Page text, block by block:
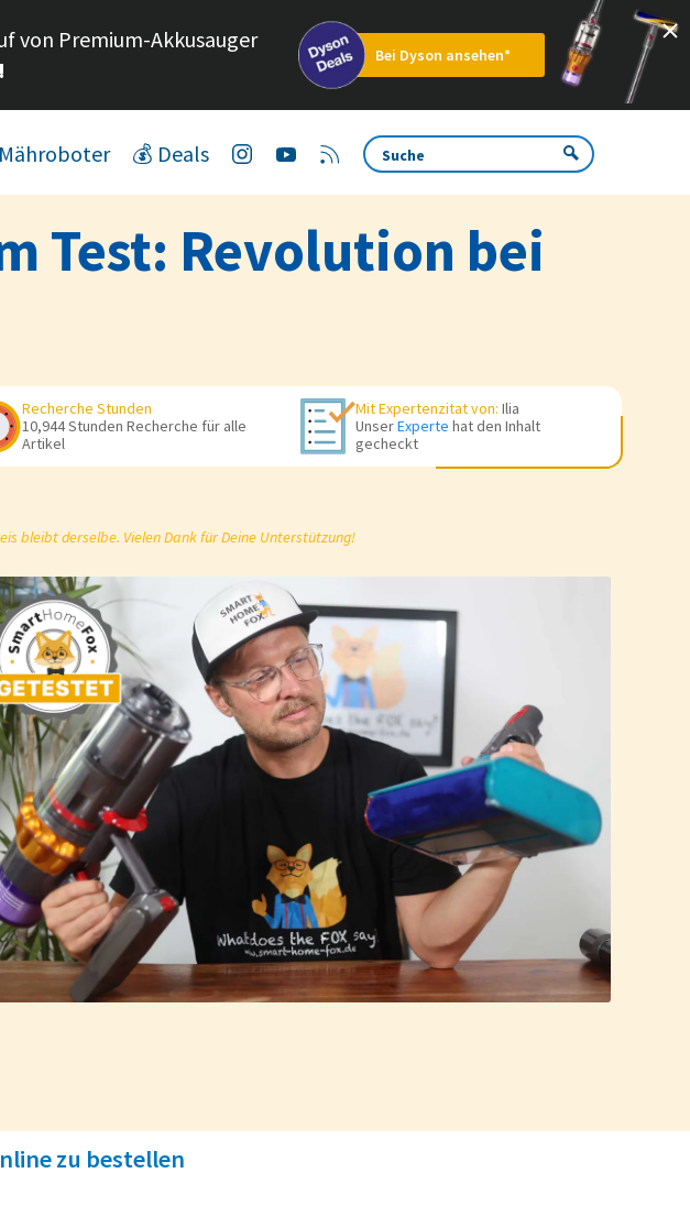
von Premium-Akkusauger
Bei Dyson ansehen*
Mähroboter 💰 Deals
Test: Revolution bei
Recherche Stunden
10,944 Stunden Recherche für alle
Artikel
Mit Expertenzitat von: Ilia
UnserExperte hat den Inhalt
gecheckt
bleibt derselbe. Vielen Dank für Deine Unterstützung!
zu bestellen